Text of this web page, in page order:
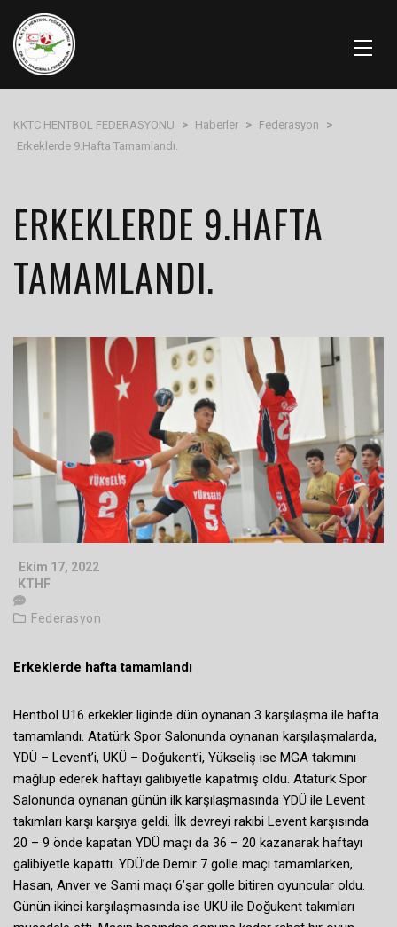
KKTC HENTBOL FEDERASYONU > Haberler > Federasyon
>
Erkeklerde 9.Hafta Tamamlandı.
ERKEKLERDE 9.HAFTA
TAMAMLANDI.
Ekim 17, 2022
KTHF
Federasyon
Erkeklerde hafta tamamlandı
Hentbol U16 erkekler liginde dün oynanan 3 karşılaşma ile hafta
tamamlandı. Atatürk Spor Salonunda oynanan karşılaşmalarda,
YDÜ – Levent’i, UKÜ – Doğukent’i, Yükseliş ise MGA takımını
mağlup ederek haftayı galibiyetle kapatmış oldu. Atatürk Spor
Salonunda oynanan günün ilk karşılaşmasında YDÜ ile Levent
takımları karşı karşıya geldi. İlk devreyi rakibi Levent karşısında
20 – 9 önde kapatan YDÜ maçı da 36 – 20 kazanarak haftayı
galibiyetle kapattı. YDÜ’de Demir 7 golle maçı tamamlarken,
Hasan, Anver ve Sami maçı 6’şar golle bitiren oyuncular oldu.
Günün ikinci karşılaşmasında ise UKÜ ile Doğukent takımları